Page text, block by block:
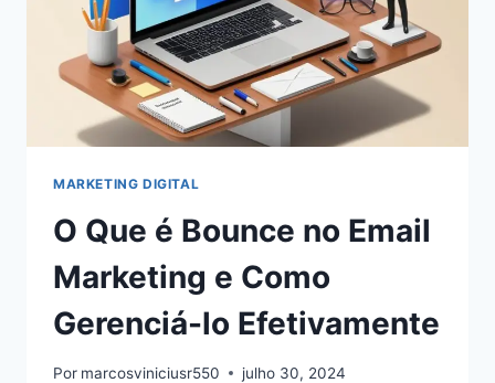
MARKETING DIGITAL
O Que é Bounce no Email
Marketing e Como
Gerenciá-lo Efetivamente
Por marcosviniciusr550 julho 30, 2024